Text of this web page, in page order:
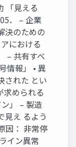
「見える
． – 企業
決のための
における
– 共有すべ
情報」 • 異
された とい
求められる
」 – 製造
見え るよう
因： 非常停
イン異常